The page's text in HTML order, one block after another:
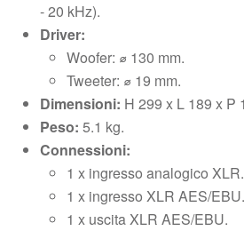
- 20 kHz).
Driver:
Woofer: ⌀ 130 mm.
Tweeter: ⌀ 19 mm.
Dimensioni: H 299 x L 189 x
Peso: 5.1 kg.
Connessioni:
1 x ingresso analogico XLR.
1 x ingresso XLR AES/EBU.
1 x uscita XLR AES/EBU.